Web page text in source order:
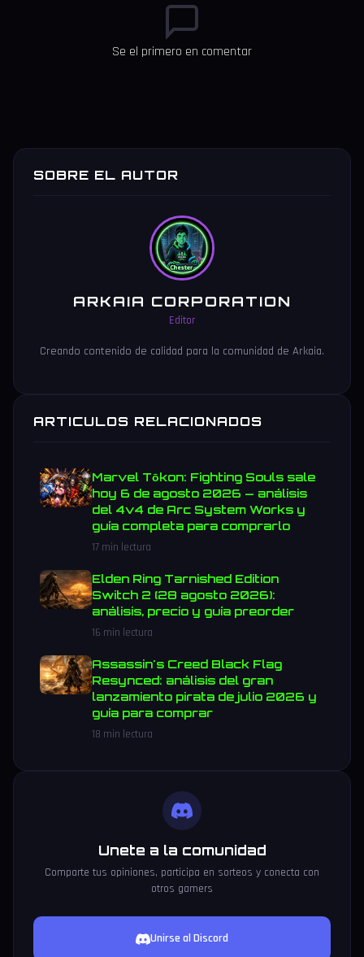
Se el primero en comentar
SOBRE EL AUTOR
ARKAIA CORPORATION
Editor
Creando contenido de calidad para la comunidad de Arkaia.
ARTICULOS RELACIONADOS
Marvel Tōkon: Fighting Souls sale
hoy 6 de agosto 2026 — análisis
del 4v4 de Arc System Works y
guía completa para comprarlo
17 min lectura
Elden Ring Tarnished Edition
Switch 2 (28 agosto 2026):
análisis, precio y guía preorder
16 min lectura
Assassin's Creed Black Flag
Resynced: análisis del gran
lanzamiento pirata de julio 2026 y
guía para comprar
18 min lectura
Unete a la comunidad
Comparte tus opiniones, participa en sorteos y conecta con
otros gamers
Unirse al Discord